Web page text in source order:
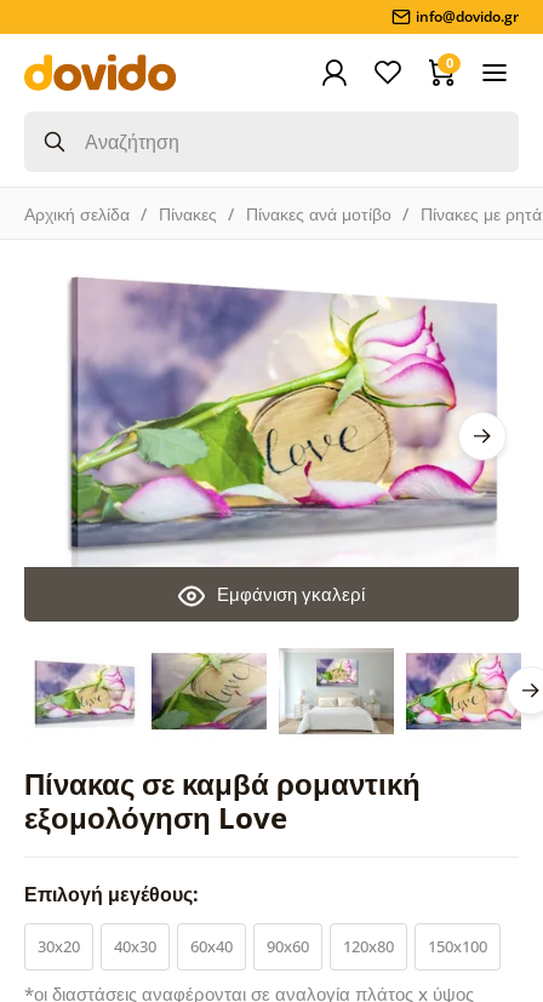
info@dovido.gr
0
Αρχική σελίδα Πίνακες Πίνακες ανά μοτίβο Πίνακες με
Πίνακας σε καμβά ρομαντική
εξομολόγηση Love
Εμφάνιση γκαλερί
Επιλογή μεγέθους:
30x20 40x30 60x40 90x60 120x80 150x100
*οι διαστάσεις αναφέρονται σε αναλογία πλάτος x ύψος